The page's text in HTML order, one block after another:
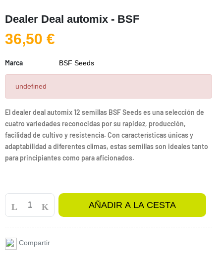
Dealer Deal automix - BSF
36,50 €
Marca BSF Seeds
undefined
El dealer deal automix 12 semillas BSF Seeds es una selección de
cuatro variedades reconocidas por su rapidez, producción,
facilidad de cultivo y resistencia. Con características únicas y
adaptabilidad a diferentes climas, estas semillas son ideales tanto
para principiantes como para aficionados.
AÑADIR A LA CESTA
Compartir